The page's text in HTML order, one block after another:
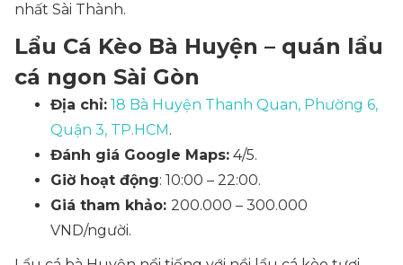
nhất Sài Thành.
Lẩu Cá Kèo Bà Huyện – quán lẩu
cá ngon Sài Gòn
Địa chỉ: 18 Bà Huyện Thanh Quan, Phường 6,
Quận 3, TP.HCM.
Đánh giá Google Maps: 4/5.
Giờ hoạt động: 10:00 – 22:00.
Giá tham khảo: 200.000 – 300.000
VND/người.